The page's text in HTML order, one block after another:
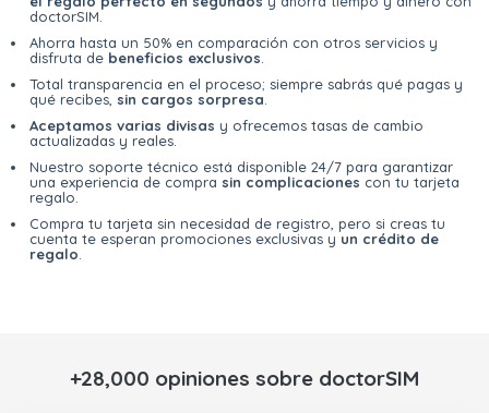
doctorSIM.
Ahorra hasta un 50% en comparación con otros servicios y
disfruta de beneficios exclusivos
Total transparencia en el proceso; siempre sabrás qué pagas y
qué recibes, sin cargos sorpresa
Aceptamos varias divisas y ofrecemos tasas de cambio
actualizadas y reales.
Nuestro soporte técnico está disponible 24/7 para garantizar
una experiencia de compra sin complicaciones con tu tarjeta
regalo.
Compra tu tarjeta sin necesidad de registro, pero si creas tu
cuenta te esperan promociones exclusivas y un crédito de
regalo
+28,000 opiniones sobre doctorSIM